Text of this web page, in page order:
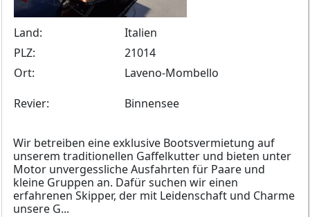
Land:
Italien
PLZ:
21014
Ort:
Laveno-Mombello
Revier:
Binnensee
Wir betreiben eine exklusive Bootsvermietung auf
unserem traditionellen Gaffelkutter und bieten unter
Motor unvergessliche Ausfahrten für Paare und
kleine Gruppen an. Dafür suchen wir einen
erfahrenen Skipper, der mit Leidenschaft und Charme
unsere G...